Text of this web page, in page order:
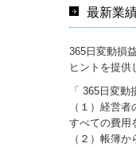
最新業
365日変動損
ヒントを提供
「 365日変動
（１）経営
すべての費用
（２）帳簿か